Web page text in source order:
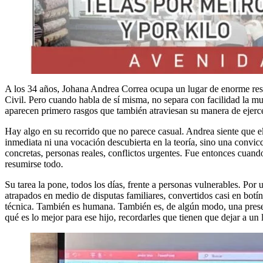
A los 34 años, Johana Andrea Correa ocupa un lugar de enorme
Civil. Pero cuando habla de sí misma, no separa con facilidad la
aparecen primero rasgos que también atraviesan su manera de
Hay algo en su recorrido que no parece casual. Andrea siente que
inmediata ni una vocación descubierta en la teoría, sino una
concretas, personas reales, conflictos urgentes. Fue entonces
resumirse todo.
Su tarea la pone, todos los días, frente a personas vulnerables.
atrapados en medio de disputas familiares, convertidos casi en
técnica. También es humana. También es, de algún modo, una
qué es lo mejor para ese hijo, recordarles que tienen que dejar a